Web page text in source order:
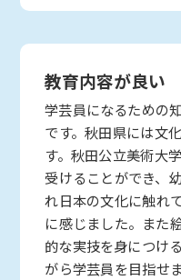
教育内容が良い
学芸員になるための
です。秋田県には文
す。秋田公立美術大
受けることができ、
れ日本の文化に触れ
に感じました。また
的な実技を身につけ
がら学芸員を目指せ